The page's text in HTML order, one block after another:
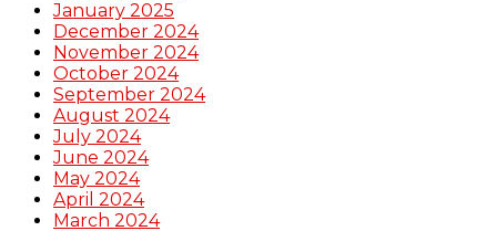
January 2025
December 2024
November 2024
October 2024
September 2024
August 2024
July 2024
June 2024
May 2024
April 2024
March 2024